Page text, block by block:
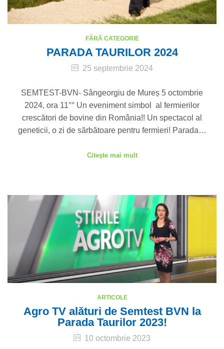
FĂRĂ CATEGORIE
PARADA TAURILOR 2024
25 septembrie 2024
SEMTEST-BVN- Sângeorgiu de Mureș 5 octombrie
2024, ora 11°° Un eveniment simbol al fermierilor
crescători de bovine din România!! Un spectacol al
geneticii, o zi de sărbătoare pentru fermieri! Parada…
Citeşte mai mult
ARTICOLE
Agro TV alături de Semtest BVN la
Parada Taurilor 2023!
10 octombrie 2023